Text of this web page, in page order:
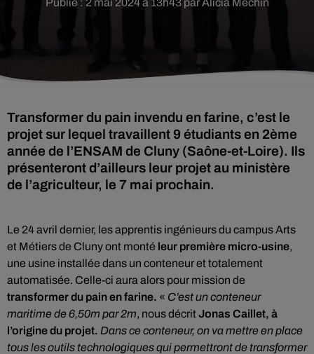
Publié : 2 mai 2024 à 13h43 par Alicia Méchin
Transformer du pain invendu en farine, c’est le
projet sur lequel travaillent 9 étudiants en 2ème
année de l’ENSAM de Cluny (Saône-et-Loire). Ils
présenteront d’ailleurs leur projet au ministère
de l’agriculteur, le 7 mai prochain.
Le 24 avril dernier, les apprentis ingénieurs du campus Arts
et Métiers de Cluny ont monté leur première micro-usine,
une usine installée dans un conteneur et totalement
automatisée. Celle-ci aura alors pour mission de
transformer du pain en farine. « C’est un conteneur
maritime de 6,50m par 2m, nous décritJonas Caillet, à
l’origine du projet. Dans ce conteneur, on va mettre en place
tous les outils technologiques qui permettront de transformer